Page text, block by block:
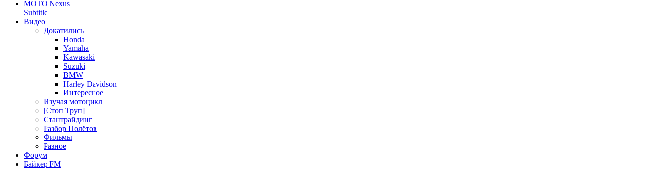
MOTO Nexus
Subtitle
Видео
Докатились
Honda
Yamaha
Kawasaki
Suzuki
BMW
Harley Davidson
Интересное
Изучая мотоцикл
[Стоп Труп]
Стантрайдинг
Разбор Полётов
Фильмы
Разное
Форум
Байкер FM